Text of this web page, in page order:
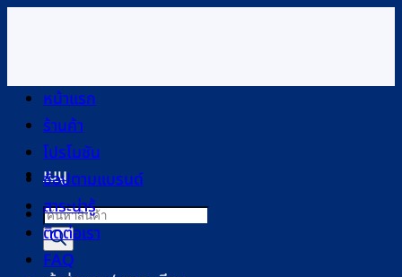
เนื้อหาเมนู
Products
search
เข้าสู่ระบบ / ลงทะเบียน
0
หน้าแรก
ร้านค้า
โปรโมชัน
ช้อปตามแบรนด์
สาระน่ารู้
ติดต่อเรา
FAQ